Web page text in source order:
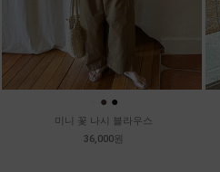
● ●
미니 꽃 나시 블라우스
36,000원